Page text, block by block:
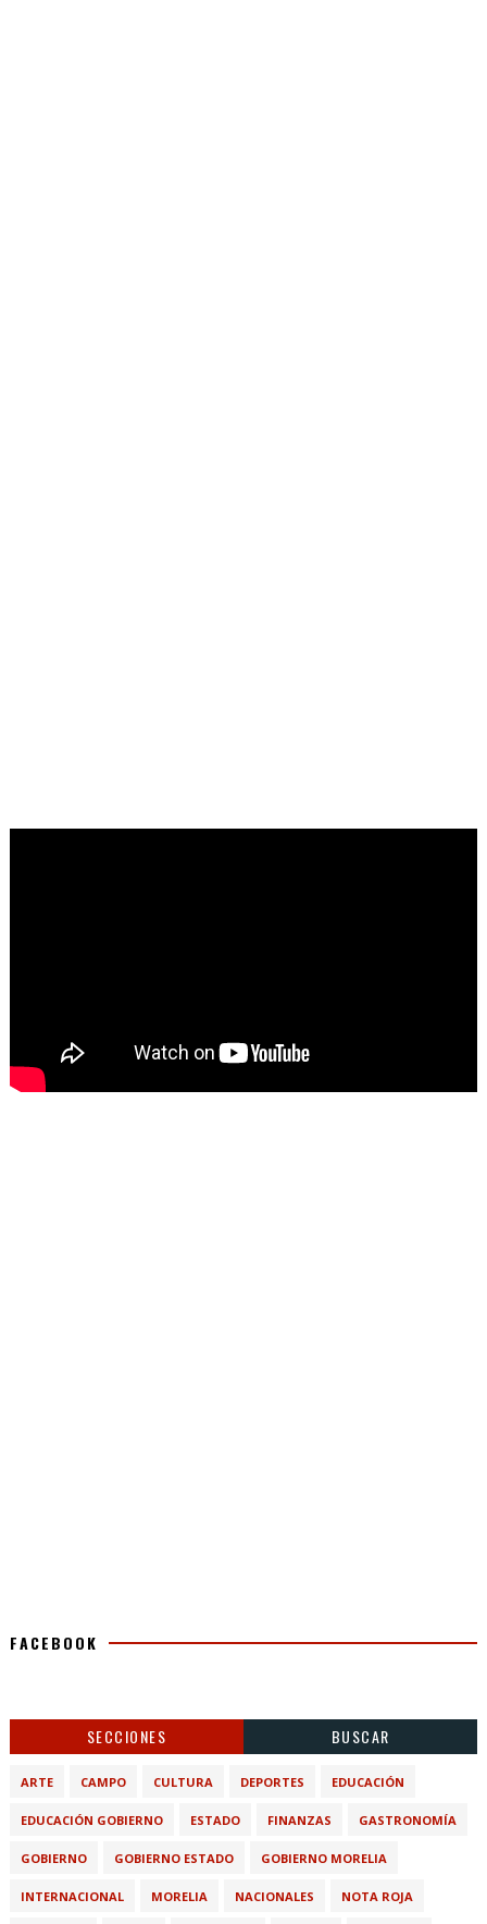
FACEBOOK
SECCIONES BUSCAR
ARTE CAMPO CULTURA DEPORTES EDUCACIÓN
EDUCACIÓN GOBIERNO ESTADO FINANZAS GASTRONOMÍA
GOBIERNO GOBIERNO ESTADO GOBIERNO MORELIA
INTERNACIONAL MORELIA NACIONALES NOTA ROJA